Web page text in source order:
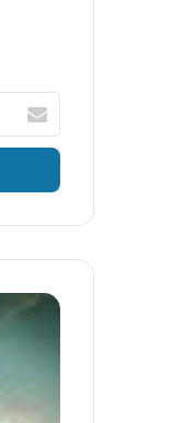
آدرس
ایمیل
خود
وارد
آگهی
پردیسبان